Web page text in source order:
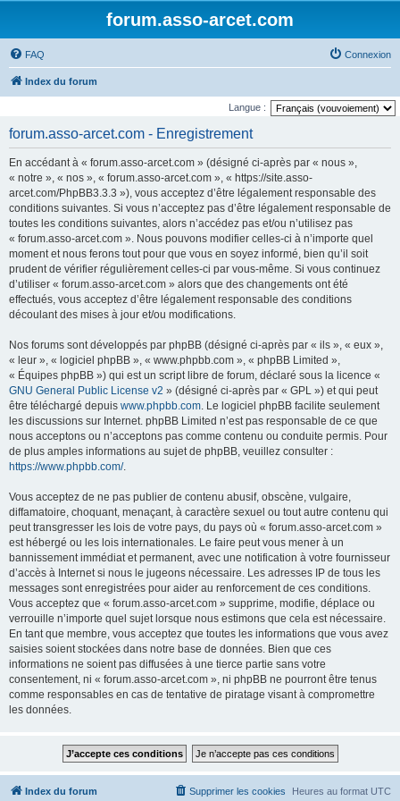
forum.asso-arcet.com
FAQ Connexion
Index du forum
Langue :
forum.asso-arcet.com - Enregistrement
En accédant à « forum.asso-arcet.com » (désigné ci-après par « nous »,
« notre », « nos », « forum.asso-arcet.com », « https://site.asso-
arcet.com/PhpBB3.3.3 »), vous acceptez d’être légalement responsable des
conditions suivantes. Si vous n’acceptez pas d’être légalement responsable de
toutes les conditions suivantes, alors n’accédez pas et/ou n’utilisez pas
« forum.asso-arcet.com ». Nous pouvons modifier celles-ci à n’importe quel
moment et nous ferons tout pour que vous en soyez informé, bien qu’il soit
prudent de vérifier régulièrement celles-ci par vous-même. Si vous continuez
d’utiliser « forum.asso-arcet.com » alors que des changements ont été
effectués, vous acceptez d’être légalement responsable des conditions
découlant des mises à jour et/ou modifications.
Nos forums sont développés par phpBB (désigné ci-après par « ils », « eux »,
« leur », « logiciel phpBB », « www.phpbb.com », « phpBB Limited »,
« Équipes phpBB ») qui est un script libre de forum, déclaré sous la licence «
GNU General Public License v2 » (désigné ci-après par « GPL ») et qui peut
être téléchargé depuis www.phpbb.com. Le logiciel phpBB facilite seulement
les discussions sur Internet. phpBB Limited n’est pas responsable de ce que
nous acceptons ou n’acceptons pas comme contenu ou conduite permis. Pour
de plus amples informations au sujet de phpBB, veuillez consulter :
https://www.phpbb.com/.
Vous acceptez de ne pas publier de contenu abusif, obscène, vulgaire,
diffamatoire, choquant, menaçant, à caractère sexuel ou tout autre contenu qui
peut transgresser les lois de votre pays, du pays où « forum.asso-arcet.com »
est hébergé ou les lois internationales. Le faire peut vous mener à un
bannissement immédiat et permanent, avec une notification à votre fournisseur
d’accès à Internet si nous le jugeons nécessaire. Les adresses IP de tous les
messages sont enregistrées pour aider au renforcement de ces conditions.
Vous acceptez que « forum.asso-arcet.com » supprime, modifie, déplace ou
verrouille n’importe quel sujet lorsque nous estimons que cela est nécessaire.
En tant que membre, vous acceptez que toutes les informations que vous avez
saisies soient stockées dans notre base de données. Bien que ces
informations ne soient pas diffusées à une tierce partie sans votre
consentement, ni « forum.asso-arcet.com », ni phpBB ne pourront être tenus
comme responsables en cas de tentative de piratage visant à compromettre
les données.
Index du forum Heures au format UTC
Supprimer les cookies